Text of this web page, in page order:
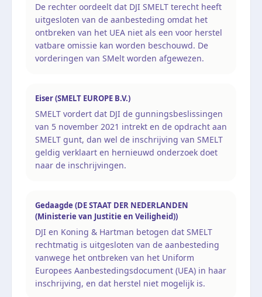
De rechter oordeelt dat DJI SMELT terecht heeft
uitgesloten van de aanbesteding omdat het
ontbreken van het UEA niet als een voor herstel
vatbare omissie kan worden beschouwd. De
vorderingen van SMelt worden afgewezen.
Eiser (SMELT EUROPE B.V.)
SMELT vordert dat DJI de gunningsbeslissingen
van 5 november 2021 intrekt en de opdracht aan
SMELT gunt, dan wel de inschrijving van SMELT
geldig verklaart en hernieuwd onderzoek doet
naar de inschrijvingen.
Gedaagde (DE STAAT DER NEDERLANDEN
(Ministerie van Justitie en Veiligheid))
DJI en Koning & Hartman betogen dat SMELT
rechtmatig is uitgesloten van de aanbesteding
vanwege het ontbreken van het Uniform
Europees Aanbestedingsdocument (UEA) in haar
inschrijving, en dat herstel niet mogelijk is.